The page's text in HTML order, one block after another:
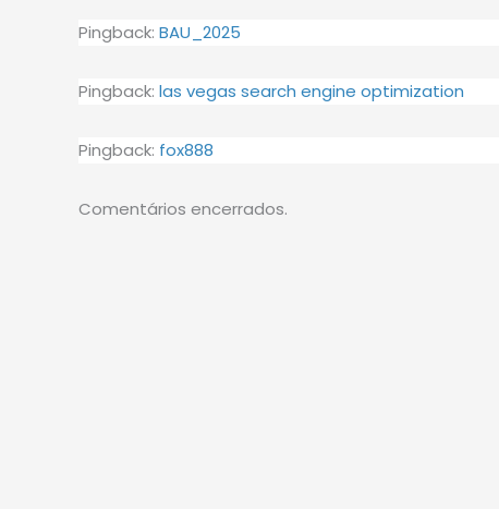
Pingback: BAU_2025
Pingback: las vegas search engine optimization
Pingback: fox888
Comentários encerrados.